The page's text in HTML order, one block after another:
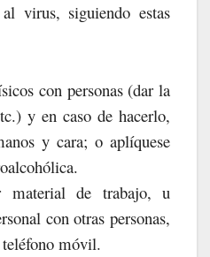
virus, siguiendo estas
con personas (dar la
y en caso de hacerlo,
y cara; o aplíquese
material de trabajo, u
con otras personas,
teléfono móvil.